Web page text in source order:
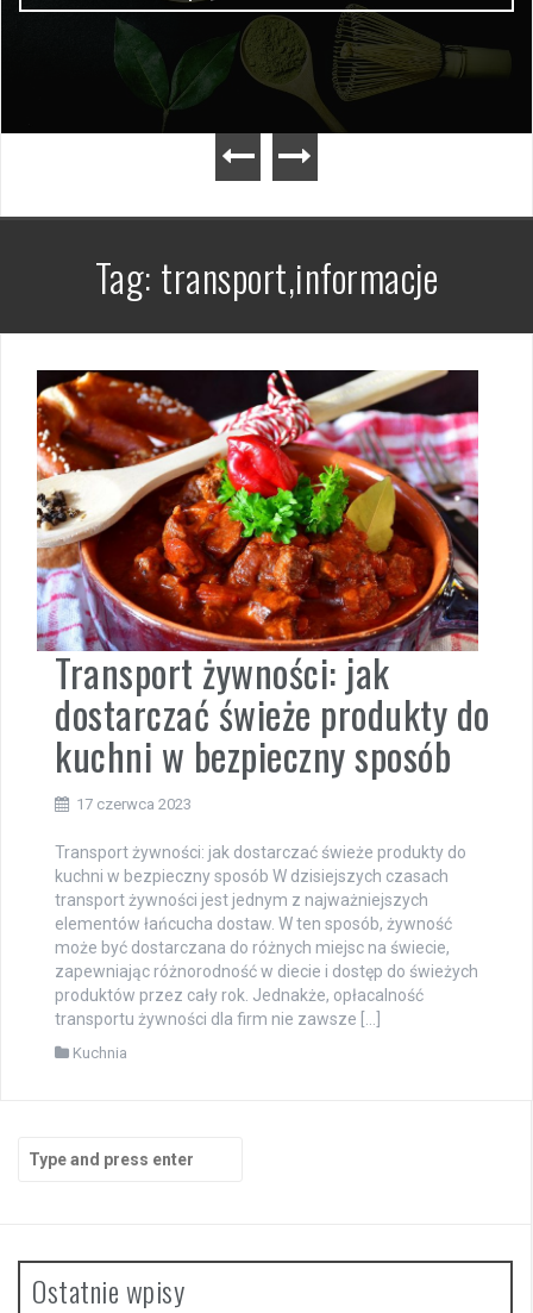
Tag: transport,informacje
Transport żywności: jak
dostarczać świeże produkty do
kuchni w bezpieczny sposób
17 czerwca 2023
Transport żywności: jak dostarczać świeże produkty do
kuchni w bezpieczny sposób W dzisiejszych czasach
transport żywności jest jednym z najważniejszych
elementów łańcucha dostaw. W ten sposób, żywność
może być dostarczana do różnych miejsc na świecie,
zapewniając różnorodność w diecie i dostęp do świeżych
produktów przez cały rok. Jednakże, opłacalność
transportu żywności dla firm nie zawsze […]
Kuchnia
for:
Ostatnie wpisy